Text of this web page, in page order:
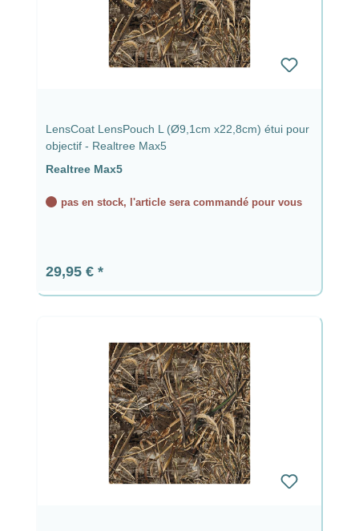
LensCoat LensPouch L (Ø9,1cm x22,8cm) étui pour
objectif - Realtree Max5
Realtree Max5
pas en stock, l'article sera commandé pour vous
Prix régulier :
29,95 €